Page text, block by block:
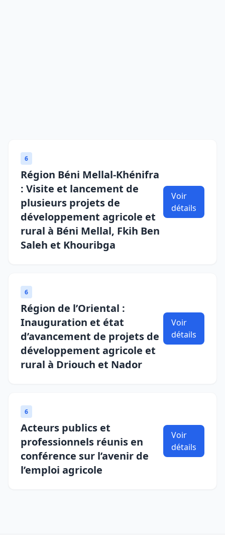
6
Région Béni Mellal-Khénifra
: Visite et lancement de
plusieurs projets de
développement agricole et
rural à Béni Mellal, Fkih Ben
Saleh et Khouribga
Voir
détails
6
Région de l’Oriental :
Inauguration et état
d’avancement de projets de
développement agricole et
rural à Driouch et Nador
Voir
détails
6
Acteurs publics et
professionnels réunis en
conférence sur l’avenir de
l’emploi agricole
Voir
détails